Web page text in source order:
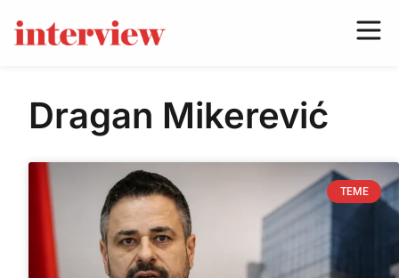
Dragan Mikerević
TEME